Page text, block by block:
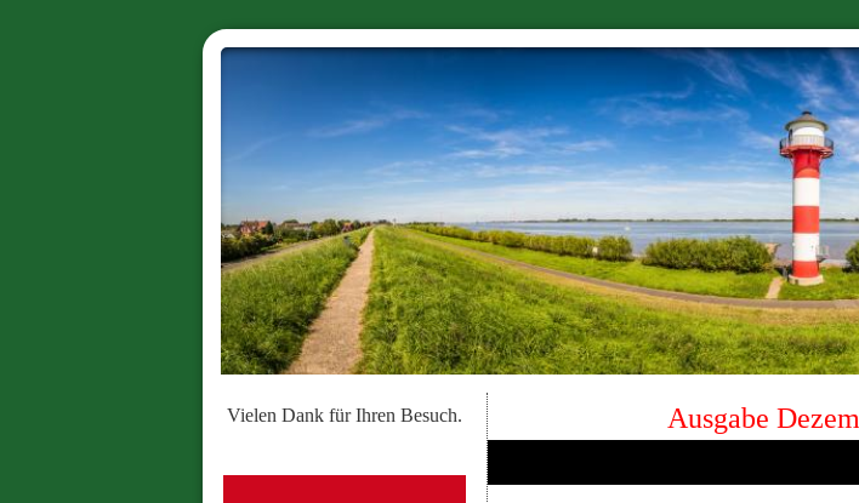
Vielen Dank für Ihren Besuch. Ausgabe